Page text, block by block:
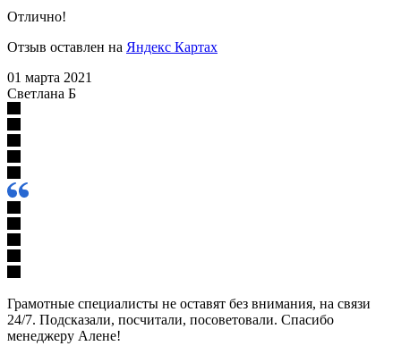
Отлично!
Отзыв оставлен на Яндекс Картах
01 марта 2021
Светлана Б
Грамотные специалисты не оставят без внимания, на связи
24/7. Подсказали, посчитали, посоветовали. Спасибо
менеджеру Алене!